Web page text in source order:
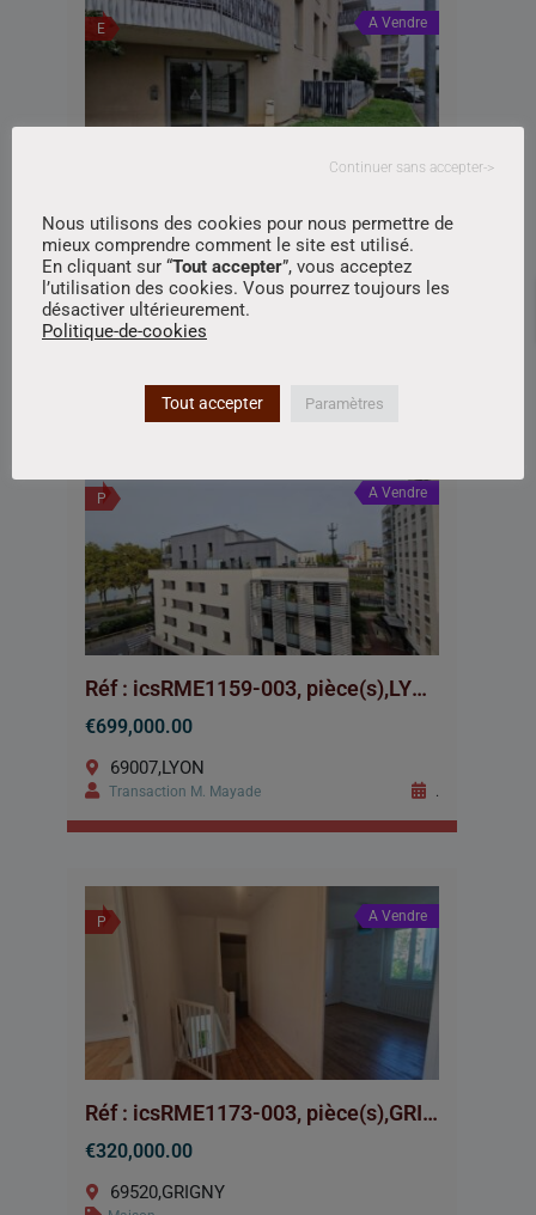
E A Vendre
Réf : icsRME1122-003, 1 pièce(s),BRON
€115,000.00
69500,BRON
Appartement
Transaction M. Mayade
21.65 m2
P A Vendre
Réf : icsRME1159-003, pièce(s),LYON
€699,000.00
69007,LYON
Transaction M. Mayade .
P A Vendre
Réf : icsRME1173-003, pièce(s),GRIGNY
€320,000.00
69520,GRIGNY
Continuer sans accepter->
Nous utilisons des cookies pour nous permettre de
mieux comprendre comment le site est utilisé.
En cliquant sur “Tout accepter”, vous acceptez
l’utilisation des cookies. Vous pourrez toujours les
désactiver ultérieurement.
Politique-de-cookies
Tout accepter Paramètres